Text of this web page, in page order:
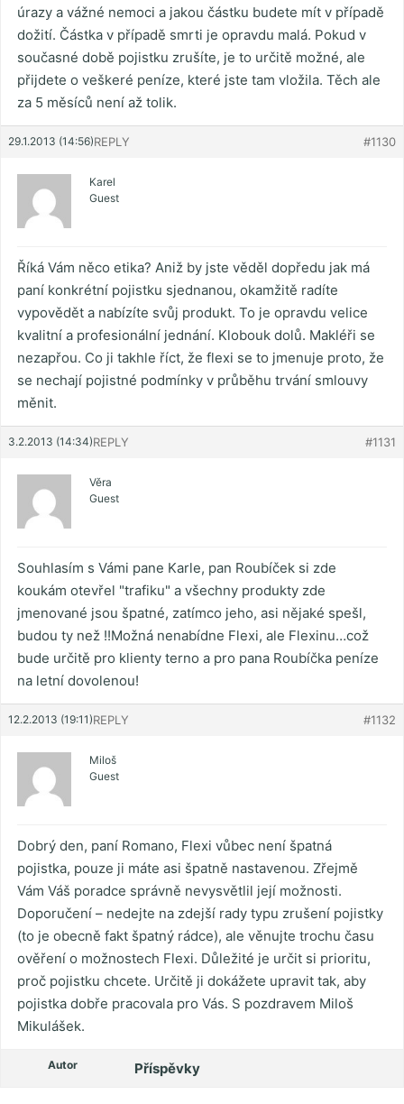
úrazy a vážné nemoci a jakou částku budete mít v případě
dožití. Částka v případě smrti je opravdu malá. Pokud v
současné době pojistku zrušíte, je to určitě možné, ale
přijdete o veškeré peníze, které jste tam vložila. Těch ale
za 5 měsíců není až tolik.
29.1.2013 (14:56) #1130
REPLY
Karel
Guest
Říká Vám něco etika? Aniž by jste věděl dopředu jak má
paní konkrétní pojistku sjednanou, okamžitě radíte
vypovědět a nabízíte svůj produkt. To je opravdu velice
kvalitní a profesionální jednání. Klobouk dolů. Makléři se
nezapřou. Co ji takhle říct, že flexi se to jmenuje proto, že
se nechají pojistné podmínky v průběhu trvání smlouvy
měnit.
3.2.2013 (14:34) #1131
REPLY
Věra
Guest
Souhlasím s Vámi pane Karle, pan Roubíček si zde
koukám otevřel "trafiku" a všechny produkty zde
jmenované jsou špatné, zatímco jeho, asi nějaké spešl,
budou ty než !!Možná nenabídne Flexi, ale Flexinu…což
bude určitě pro klienty terno a pro pana Roubíčka peníze
na letní dovolenou!
12.2.2013 (19:11) #1132
REPLY
Miloš
Guest
Dobrý den, paní Romano, Flexi vůbec není špatná
pojistka, pouze ji máte asi špatně nastavenou. Zřejmě
Vám Váš poradce správně nevysvětlil její možnosti.
Doporučení – nedejte na zdejší rady typu zrušení pojistky
(to je obecně fakt špatný rádce), ale věnujte trochu času
ověření o možnostech Flexi. Důležité je určit si prioritu,
proč pojistku chcete. Určitě ji dokážete upravit tak, aby
pojistka dobře pracovala pro Vás. S pozdravem Miloš
Mikulášek.
Autor Příspěvky